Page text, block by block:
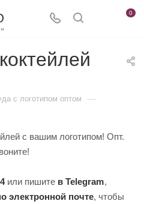
0
с логотипом оптом —
с вашим логотипом! Опт.
или пишите в Telegram,
электронной почте, чтобы